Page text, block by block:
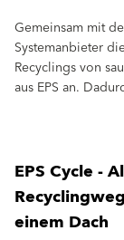
Gemeinsam mit
Systemanbieter
Recyclings von
aus EPS an.
EPS Cycle -
einem Dach